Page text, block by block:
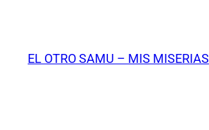
contenido
EL OTRO SAMU – MIS MISERIAS